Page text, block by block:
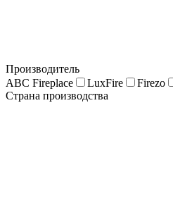
Производитель
ABC Fireplace
LuxFire
Firezo
Страна производства